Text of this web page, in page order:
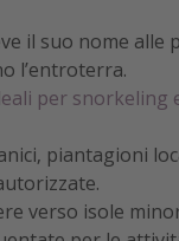
il suo nome alle
l’entroterra.
per snorkeling
piantagioni
verso isole